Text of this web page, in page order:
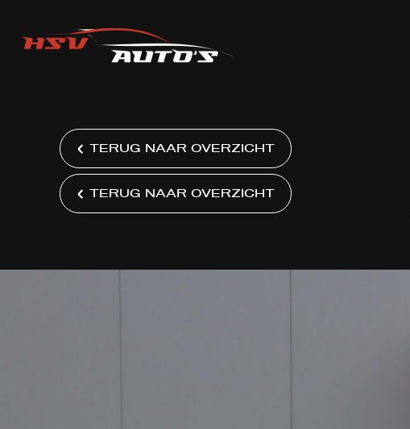
TERUG NAAR OVERZICHT
TERUG NAAR OVERZICHT